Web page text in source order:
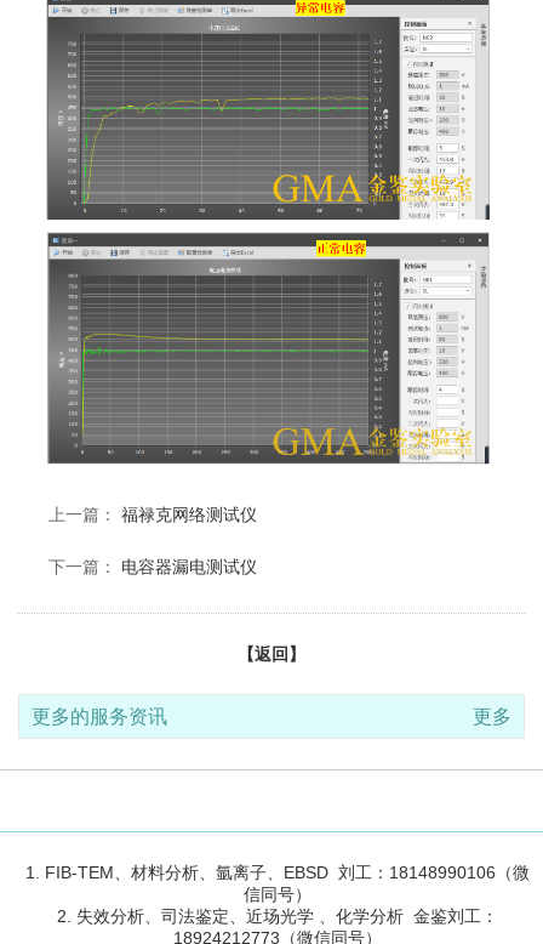
上一篇： 福禄克网络测试仪
下一篇： 电容器漏电测试仪
【返回】
更多的服务资讯 更多
1. FIB-TEM、材料分析、氩离子、EBSD 刘工：18148990106（微
信同号）
2. 失效分析、司法鉴定、近场光学 、化学分析 金鉴刘工：
18924212773（微信同号）